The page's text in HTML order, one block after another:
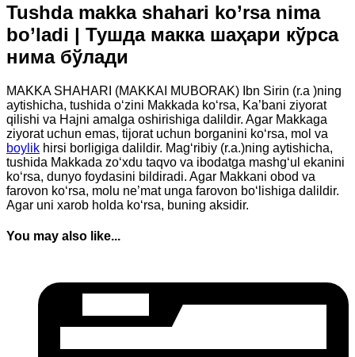
Tushda makka shahari ko’rsa nima
bo’ladi | Тушда макка шаҳари кўрса
нима бўлади
MAKKA SHAHARI (MAKKAI MUBORAK) Ibn Sirin (r.a )ning
aytishicha, tushida o‘zini Makkada ko‘rsa, Ka’bani ziyorat
qilishi va Hajni amalga oshirishiga dalildir. Agar Makkaga
ziyorat uchun emas, tijorat uchun borganini ko‘rsa, mol va
boylik hirsi borligiga dalildir. Mag‘ribiy (r.a.)ning aytishicha,
tushida Makkada zo‘xdu taqvo va ibodatga mashg‘ul ekanini
ko‘rsa, dunyo foydasini bildiradi. Agar Makkani obod va
farovon ko‘rsa, molu ne’mat unga farovon bo‘lishiga dalildir.
Agar uni xarob holda ko‘rsa, buning aksidir.
You may also like...